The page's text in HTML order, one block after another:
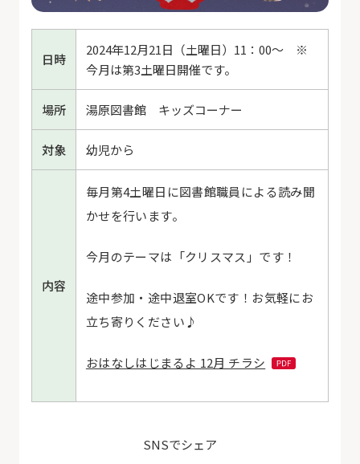
日時
2024年12月21日（土曜日）11：00～ ※
今月は第3土曜日開催です。
場所 湯原図書館 キッズコーナー
対象 幼児から
内容
毎月第4土曜日に図書館職員による読み聞
かせを行います。
今月のテーマは「クリスマス」です！
途中参加・途中退室OKです！お気軽にお
立ち寄りください♪
おはなしはじまるよ 12月 チラシ
SNSでシェア